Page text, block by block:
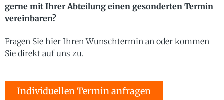
gerne mit Ihrer Abteilung einen gesonderten Termin
vereinbaren?
Fragen Sie hier Ihren Wunschtermin an oder kommen
Sie direkt auf uns zu.
Individuellen Termin anfragen